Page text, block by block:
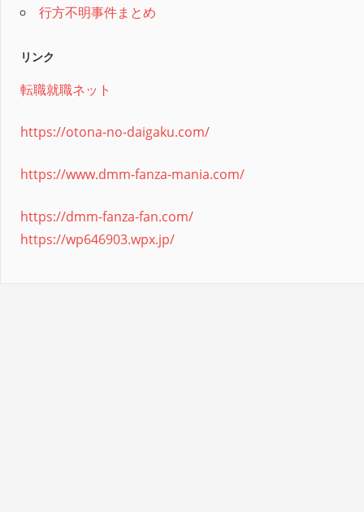
行方不明事件まとめ
リンク
転職就職ネット
https://otona-no-daigaku.com/
https://www.dmm-fanza-mania.com/
https://dmm-fanza-fan.com/
https://wp646903.wpx.jp/